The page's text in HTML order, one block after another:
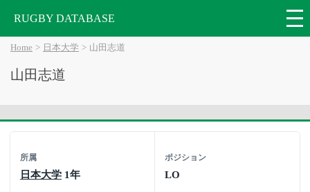
RUGBY DATABASE
Home 日本大学 山田志道
山田志道
所属
日本大学 1年
ポジション
LO